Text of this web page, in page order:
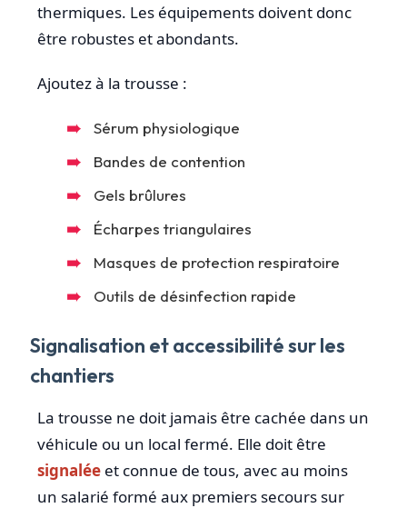
thermiques. Les équipements doivent donc
être robustes et abondants.
Ajoutez à la trousse :
Sérum physiologique
Bandes de contention
Gels brûlures
Écharpes triangulaires
Masques de protection respiratoire
Outils de désinfection rapide
Signalisation et accessibilité sur les
chantiers
La trousse ne doit jamais être cachée dans un
véhicule ou un local fermé. Elle doit être
signalée et connue de tous, avec au moins
un salarié formé aux premiers secours sur